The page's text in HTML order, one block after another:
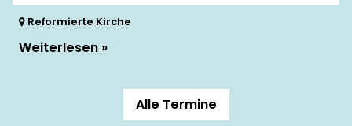
Reformierte Kirche
Weiterlesen
Alle Termine